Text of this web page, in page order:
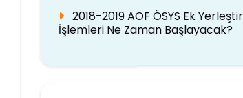
2018-2019 AOF ÖSYS Ek
İşlemleri Ne Zaman Başlayacak?